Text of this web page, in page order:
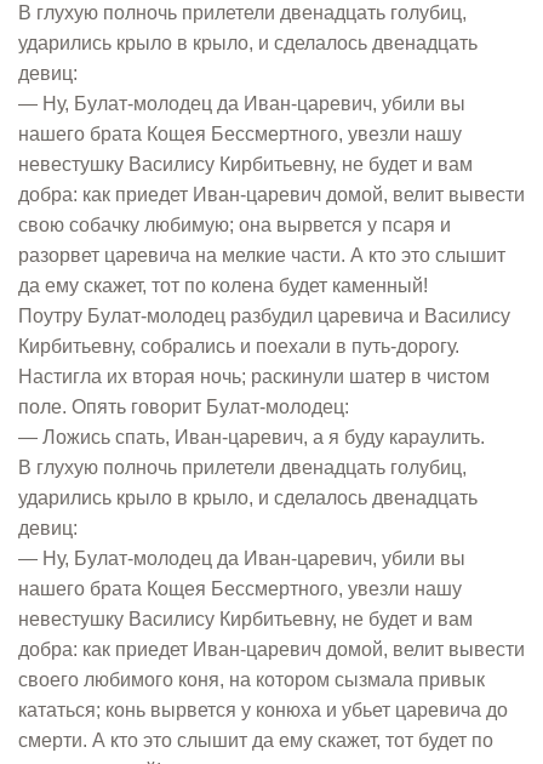
В глухую полночь прилетели двенадцать голубиц,
ударились крыло в крыло, и сделалось двенадцать
девиц:
— Ну, Булат-молодец да Иван-царевич, убили вы
нашего брата Кощея Бессмертного, увезли нашу
невестушку Василису Кирбитьевну, не будет и вам
добра: как приедет Иван-царевич домой, велит вывести
свою собачку любимую; она вырвется у псаря и
разорвет царевича на мелкие части. А кто это слышит
да ему скажет, тот по колена будет каменный!
Поутру Булат-молодец разбудил царевича и Василису
Кирбитьевну, собрались и поехали в путь-дорогу.
Настигла их вторая ночь; раскинули шатер в чистом
поле. Опять говорит Булат-молодец:
— Ложись спать, Иван-царевич, а я буду караулить.
В глухую полночь прилетели двенадцать голубиц,
ударились крыло в крыло, и сделалось двенадцать
девиц:
— Ну, Булат-молодец да Иван-царевич, убили вы
нашего брата Кощея Бессмертного, увезли нашу
невестушку Василису Кирбитьевну, не будет и вам
добра: как приедет Иван-царевич домой, велит вывести
своего любимого коня, на котором сызмала привык
кататься; конь вырвется у конюха и убьет царевича до
смерти. А кто это слышит да ему скажет, тот будет по